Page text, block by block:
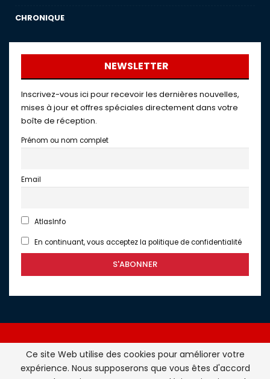
CHRONIQUE
NEWSLETTER
Inscrivez-vous ici pour recevoir les dernières nouvelles,
mises à jour et offres spéciales directement dans votre
boîte de réception.
Prénom ou nom complet
Email
AtlasInfo
En continuant, vous acceptez la politique de confidentialité
Atlasinfo.fr : l'essentiel de l'actualité de la France et du
Ce site Web utilise des cookies pour améliorer votre
expérience. Nous supposerons que vous êtes d'accord